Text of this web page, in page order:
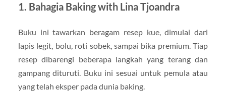
1. Bahagia Baking with Lina Tjoandra
Buku ini tawarkan beragam resep kue, dimulai dari
lapis legit, bolu, roti sobek, sampai bika premium. Tiap
resep dibarengi beberapa langkah yang terang dan
gampang dituruti. Buku ini sesuai untuk pemula atau
yang telah eksper pada dunia baking.